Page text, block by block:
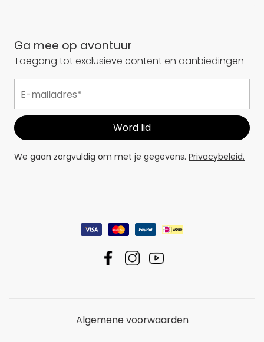
Ga mee op avontuur
Toegang tot exclusieve content en aanbiedingen
We gaan zorgvuldig om met je gegevens. Privacybeleid.
Algemene voorwaarden